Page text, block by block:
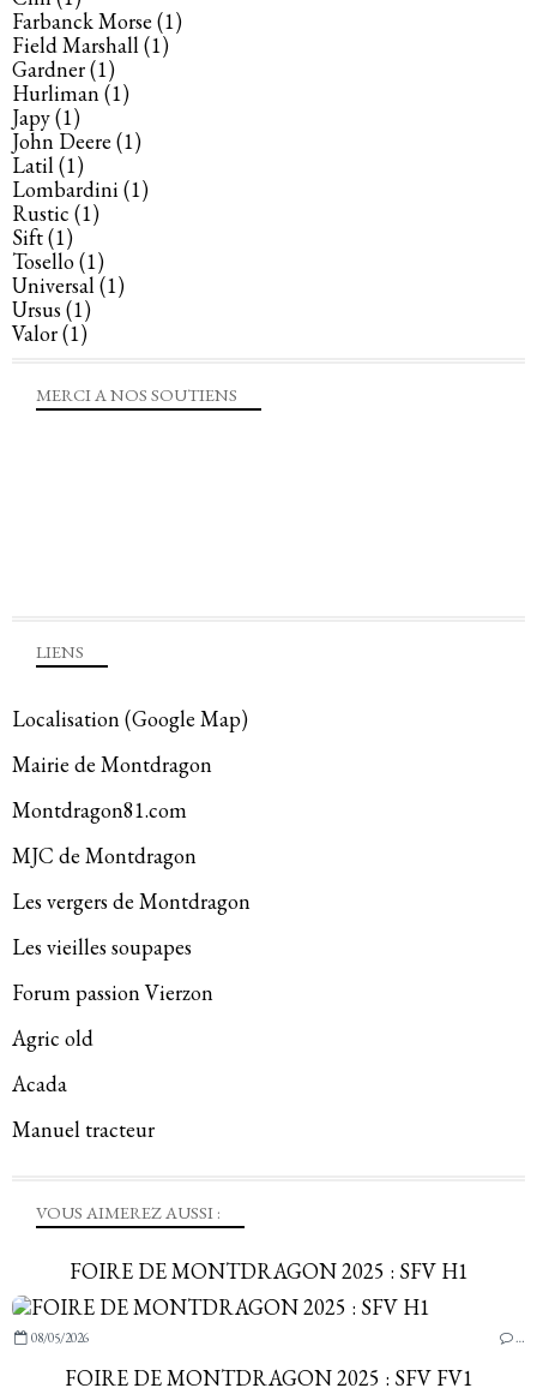
VOUS AIMEREZ AUSSI :
FOIRE DE MONTDRAGON 2025 : SFV H1
08/05/2026 …
FOIRE DE MONTDRAGON 2025 : SFV FV1
Farbanck Morse (1)
Field Marshall(1)
Gardner(1)
Hurliman(1)
Japy(1)
John Deere (1)
Latil(1)
Lombardini(1)
Rustic (1)
Sift(1)
Tosello(1)
Universal(1)
Ursus (1)
Valor(1)
LIENS
Localisation (Google Map)
Mairie de Montdragon
Montdragon81.com
MJC de Montdragon
Les vergers de Montdragon
Les vieilles soupapes
Forum passion Vierzon
Agric old
Acada
Manuel tracteur
MERCI A NOS SOUTIENS